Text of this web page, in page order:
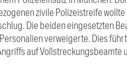
zivile Polizeistreife
Die beiden eingesetzten
verweigerte. Dies
auf